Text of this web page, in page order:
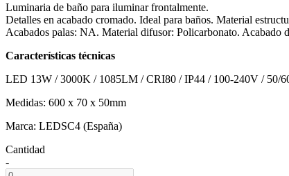
Luminaria de baño para iluminar frontalmente.
Detalles en acabado cromado. Ideal para baños. Material
Acabados palas: NA. Material difusor: Policarbonato. Acabado
Características técnicas
LED 13W / 3000K / 1085LM / CRI80 / IP44 / 100-240V / 50/
Medidas: 600 x 70 x 50mm
Marca: LEDSC4 (España)
Cantidad
-